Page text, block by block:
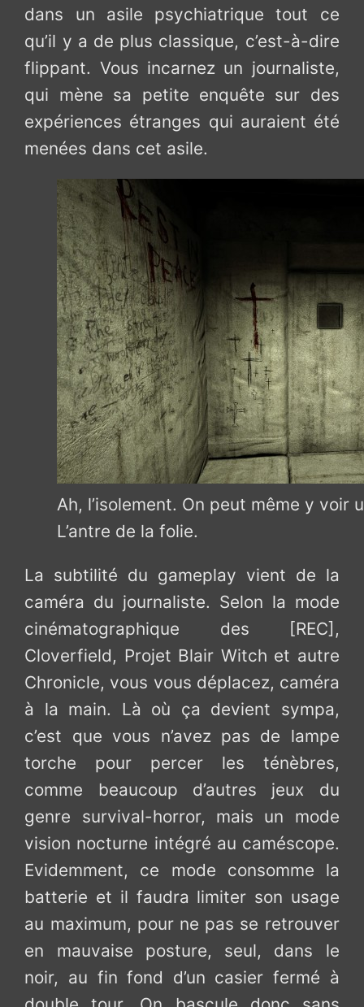
dans un asile psychiatrique tout ce
qu’il y a de plus classique, c’est-à-dire
flippant. Vous incarnez un journaliste,
qui mène sa petite enquête sur des
expériences étranges qui auraient été
menées dans cet asile.
Ah, l’isolement. On peut même y voir
L’antre de la folie.
La subtilité du gameplay vient de la
caméra du journaliste. Selon la mode
cinématographique des [REC],
Cloverfield, Projet Blair Witch et autre
Chronicle, vous vous déplacez, caméra
à la main. Là où ça devient sympa,
c’est que vous n’avez pas de lampe
torche pour percer les ténèbres,
comme beaucoup d’autres jeux du
genre survival-horror, mais un mode
vision nocturne intégré au caméscope.
Evidemment, ce mode consomme la
batterie et il faudra limiter son usage
au maximum, pour ne pas se retrouver
en mauvaise posture, seul, dans le
noir, au fin fond d’un casier fermé à